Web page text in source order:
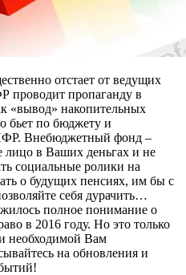
отстает от ведущих
проводит пропаганду в
«вывод» накопительных
бьет по бюджету и
Внебюджетный фонд –
лицо в Ваших деньгах и не
социальные ролики на
о будущих пенсиях, им бы с
себя дурачить…
полное понимание о
в 2016 году. Но это только
необходимой Вам
на обновления и